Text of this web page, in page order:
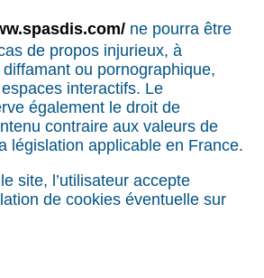
ne pourra être
de propos injurieux, à
ou pornographique,
interactifs. Le
également le droit de
contraire aux valeurs de
législation applicable en France.
site, l’utilisateur accepte
de cookies éventuelle sur